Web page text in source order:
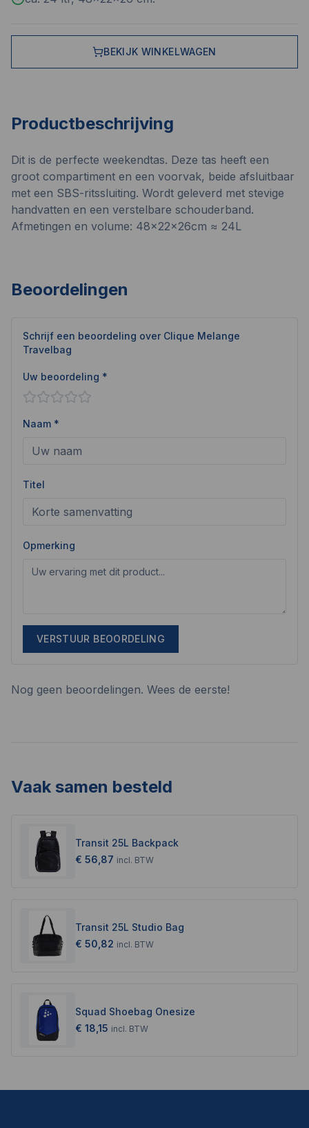
BEKIJK WINKELWAGEN
Productbeschrijving
Dit is de perfecte weekendtas. Deze tas heeft een
groot compartiment en een voorvak, beide afsluitbaar
met een SBS-ritssluiting. Wordt geleverd met stevige
handvatten en een verstelbare schouderband.
Afmetingen en volume: 48x22x26cm ≈ 24L
Beoordelingen
Schrijf een beoordeling over Clique Melange
Travelbag
Uw beoordeling *
Naam *
Titel
Opmerking
VERSTUUR BEOORDELING
Nog geen beoordelingen. Wees de eerste!
Vaak samen besteld
Transit 25L Backpack
€ 56,87 incl. BTW
Transit 25L Studio Bag
€ 50,82 incl. BTW
Squad Shoebag Onesize
€ 18,15 incl. BTW